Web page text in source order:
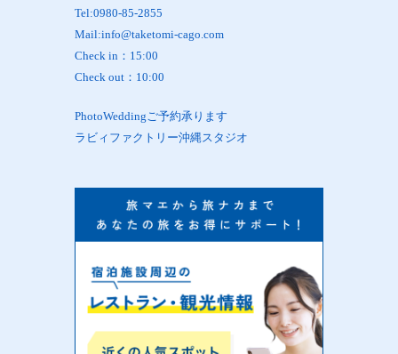
Tel:0980-85-2855
Mail:info@taketomi-cago.com
Check in：15:00
Check out：10:00
PhotoWeddingご予約承ります
ラビィファクトリー沖縄スタジオ